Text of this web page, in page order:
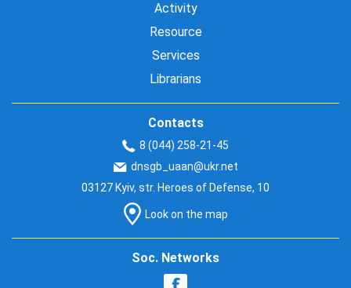
Activity
Resource
Services
Librarians
Contacts
8 (044) 258-21-45
dnsgb_uaan@ukr.net
03127 Kyiv, str. Heroes of Defense, 10
Look on the map
Soc. Networks